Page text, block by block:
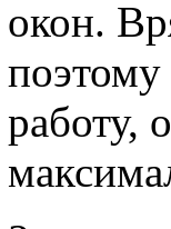
окон.
работу,